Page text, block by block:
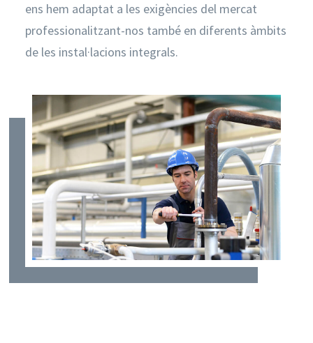
ens hem adaptat a les exigències del mercat
professionalitzant-nos també en diferents àmbits
de les instal·lacions integrals.